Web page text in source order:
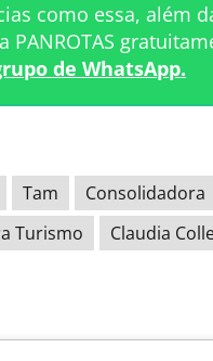
como essa, além
PANROTAS
de WhatsApp.
Tam Consolidadora
Turismo
Claudia